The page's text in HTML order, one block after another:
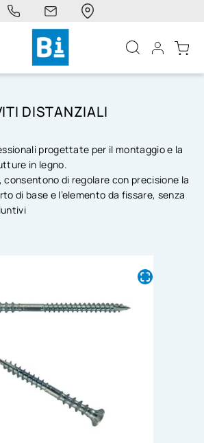
DISTANZIALI
progettate per il montaggio e la
in legno.
consentono di regolare con precisione la
di base e l’elemento da fissare, senza